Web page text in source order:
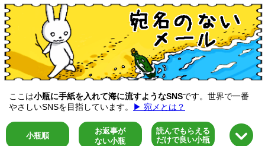
ここは小瓶に手紙を入れて海に流すようなSNSです。世界で一番
やさしいSNSを目指しています。
▶ 宛メとは？
小瓶順
お返事が
ない小瓶
読んでもらえる
だけで良い小瓶